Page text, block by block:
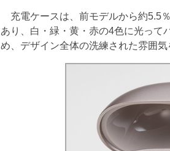
充電ケースは、前モデルから約5.5
あり、白・緑・黄・赤の4色に光って
め、デザイン全体の洗練された雰囲気